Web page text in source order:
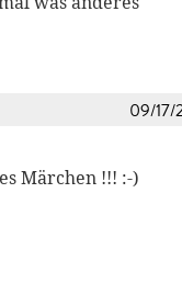
09/17/
Märchen !!! :-)